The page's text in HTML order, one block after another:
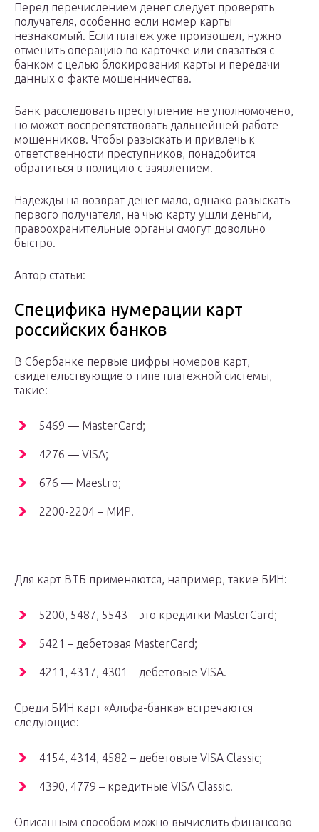
Перед перечислением денег следует проверять
получателя, особенно если номер карты
незнакомый. Если платеж уже произошел, нужно
отменить операцию по карточке или связаться с
банком с целью блокирования карты и передачи
данных о факте мошенничества.
Банк расследовать преступление не уполномочено,
но может воспрепятствовать дальнейшей работе
мошенников. Чтобы разыскать и привлечь к
ответственности преступников, понадобится
обратиться в полицию с заявлением.
Надежды на возврат денег мало, однако разыскать
первого получателя, на чью карту ушли деньги,
правоохранительные органы смогут довольно
быстро.
Автор статьи:
Специфика нумерации карт
российских банков
В Сбербанке первые цифры номеров карт,
свидетельствующие о типе платежной системы,
такие:
5469 — MasterCard;
4276 — VISA;
676 — Maestro;
2200-2204 – МИР.
Для карт ВТБ применяются, например, такие БИН:
5200, 5487, 5543 – это кредитки MasterCard;
5421 – дебетовая MasterCard;
4211, 4317, 4301 – дебетовые VISA.
Среди БИН карт «Альфа-банка» встречаются
следующие:
4154, 4314, 4582 – дебетовые VISA Classic;
4390, 4779 – кредитные VISA Classic.
Описанным способом можно вычислить финансово-